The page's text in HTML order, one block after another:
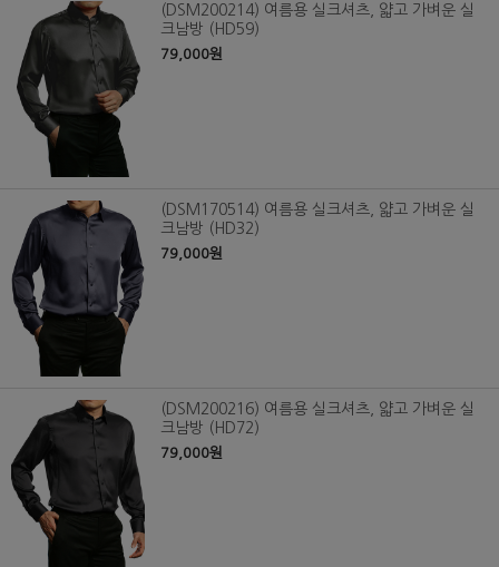
(DSM200214) 여름용 실크셔츠, 얇고 가벼운 실
크남방 (HD59)
79,000원
(DSM170514) 여름용 실크셔츠, 얇고 가벼운 실
크남방 (HD32)
79,000원
(DSM200216) 여름용 실크셔츠, 얇고 가벼운 실
크남방 (HD72)
79,000원